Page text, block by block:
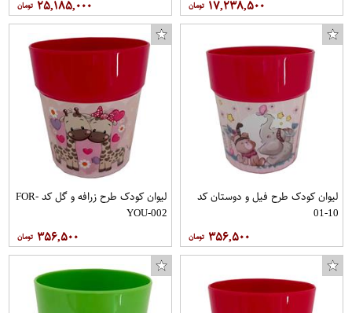
۱۷,۲۳۸,۵۰۰ ۲۵,۱۸۵,۰۰۰
لیوان کودک طرح فیل و دوستان کد
10-01
۳۵۶,۵۰۰
لیوان کودک طرح زرافه و گل کد FOR-
YOU-002
۳۵۶,۵۰۰